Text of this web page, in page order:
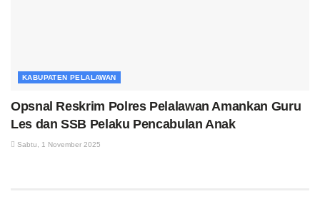
KABUPATEN PELALAWAN
Opsnal Reskrim Polres Pelalawan Amankan Guru
Les dan SSB Pelaku Pencabulan Anak
Sabtu, 1 November 2025